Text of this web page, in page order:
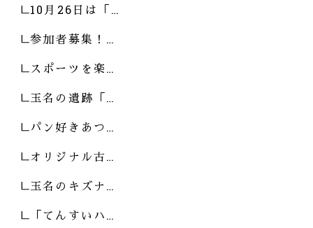
10月26日は「…
参加者募集！…
スポーツを楽…
玉名の遺跡「…
パン好きあつ…
オリジナル古…
玉名のキズナ…
「てんすいハ…